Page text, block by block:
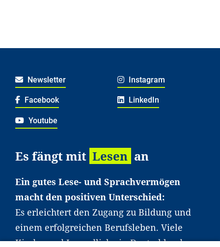
Newsletter Instagram
Facebook LinkedIn
Youtube
Es fängt mit Lesen an
Ein gutes Lese- und Sprachvermögen
macht den positiven Unterschied:
Es erleichtert den Zugang zu Bildung und
einem erfolgreichen Berufsleben. Viele
Kinder und Jugendliche in Deutschland